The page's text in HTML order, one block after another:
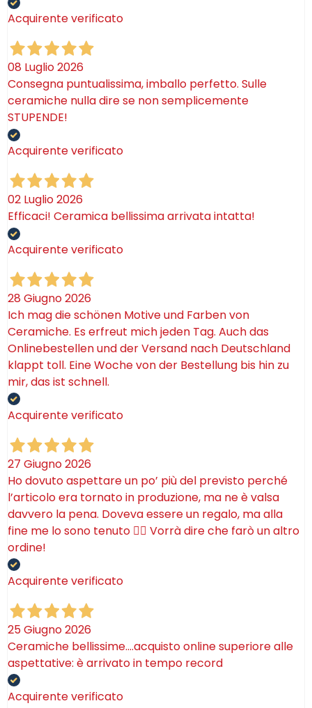
Acquirente verificato
08 Luglio 2026
Consegna puntualissima, imballo perfetto. Sulle
ceramiche nulla dire se non semplicemente
STUPENDE!
Acquirente verificato
02 Luglio 2026
Efficaci! Ceramica bellissima arrivata intatta!
Acquirente verificato
28 Giugno 2026
Ich mag die schönen Motive und Farben von
Ceramiche. Es erfreut mich jeden Tag. Auch das
Onlinebestellen und der Versand nach Deutschland
klappt toll. Eine Woche von der Bestellung bis hin zu
mir, das ist schnell.
Acquirente verificato
27 Giugno 2026
Ho dovuto aspettare un po’ più del previsto perché
l’articolo era tornato in produzione, ma ne è valsa
davvero la pena. Doveva essere un regalo, ma alla
fine me lo sono tenuto 🤷‍♂️ Vorrà dire che farò un altro
ordine!
Acquirente verificato
25 Giugno 2026
Ceramiche bellissime….acquisto online superiore alle
aspettative: è arrivato in tempo record
Acquirente verificato